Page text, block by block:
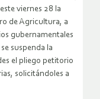
viernes 28 la
de Agricultura, a
gubernamentales
suspenda la
el pliego petitorio
solicitándoles a